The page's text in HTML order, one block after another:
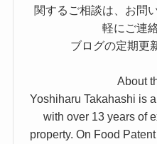
関するご相談は、お問
軽にご連
ブログの定期更
About
Yoshiharu Takahashi is
with over 13 years of
property. On Food